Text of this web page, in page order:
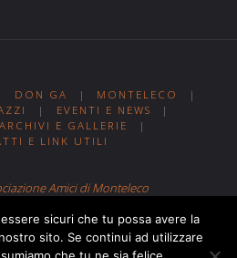
DON GA | MONTELECO
|
| EVENTI E NEWS
|
ARCHIVI E GALLERIE
|
E LINK UTILI
Amici di Monteleco
daWeb MIT
sicuri che tu possa avere la
sito. Se continui ad utilizzare